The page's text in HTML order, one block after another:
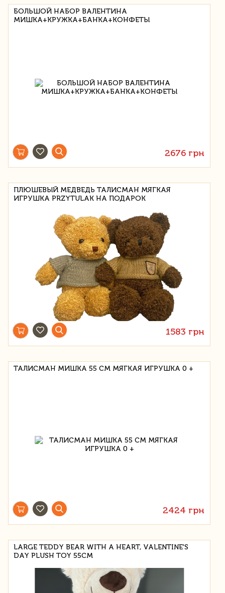
БОЛЬШОЙ НАБОР ВАЛЕНТИНА
МИШКА+КРУЖКА+БАНКА+КОНФЕТЫ
2676 грн
ПЛЮШЕВЫЙ МЕДВЕДЬ ТАЛИСМАН МЯГКАЯ
ИГРУШКА PRZYTULAK НА ПОДАРОК
1583 грн
ТАЛИСМАН МИШКА 55 СМ МЯГКАЯ ИГРУШКА 0 +
2424 грн
LARGE TEDDY BEAR WITH A HEART, VALENTINE'S
DAY PLUSH TOY 55CM